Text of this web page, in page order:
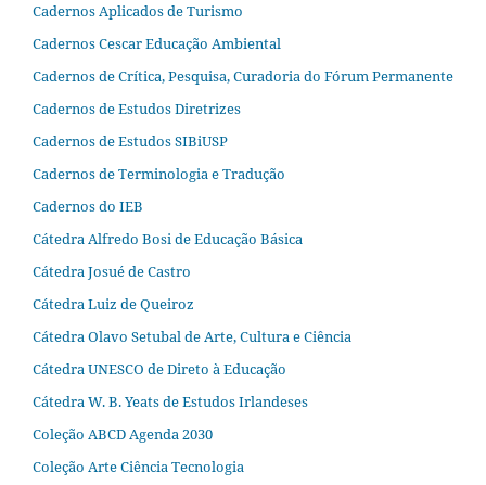
Cadernos Aplicados de Turismo
Cadernos Cescar Educação Ambiental
Cadernos de Crítica, Pesquisa, Curadoria do Fórum Permanente
Cadernos de Estudos Diretrizes
Cadernos de Estudos SIBiUSP
Cadernos de Terminologia e Tradução
Cadernos do IEB
Cátedra Alfredo Bosi de Educação Básica
Cátedra Josué de Castro
Cátedra Luiz de Queiroz
Cátedra Olavo Setubal de Arte, Cultura e Ciência
Cátedra UNESCO de Direto à Educação
Cátedra W. B. Yeats de Estudos Irlandeses
Coleção ABCD Agenda 2030
Coleção Arte Ciência Tecnologia